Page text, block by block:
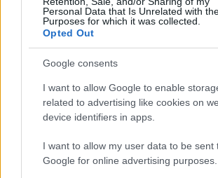
Personal Data that Is Unrelated with
Purposes for which it was collected.
Opted Out
Google consents
I want to allow Google to enable
related to advertising like cookies on
device identifiers in apps.
I want to allow my user data to be sent
Google for online advertising purposes.
Oszd meg ezt a posztot:
WhatsappReddit Share